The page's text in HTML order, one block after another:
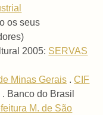
os seus
2005: SERVAS
Minas Gerais .CIF
. Banco do Brasil
M. de São